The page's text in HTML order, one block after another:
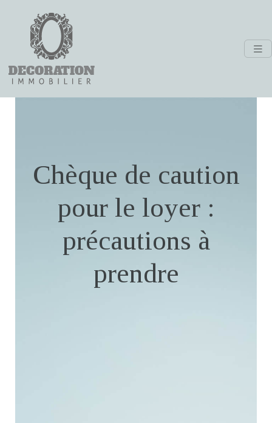
Chèque de caution
pour le loyer :
précautions à
prendre